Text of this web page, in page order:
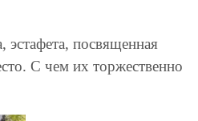
посвященная
С чем их торжественно